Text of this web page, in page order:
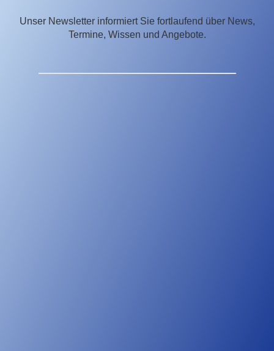
Unser Newsletter informiert Sie fortlaufend über News,
Termine, Wissen und Angebote.